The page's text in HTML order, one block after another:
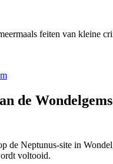
feiten van kleine
de
de Neptunus-site in
voltooid.